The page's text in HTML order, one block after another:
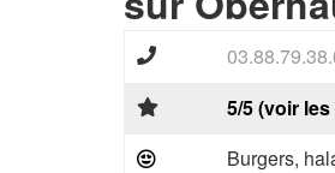
5/5 (voir
Burgers,